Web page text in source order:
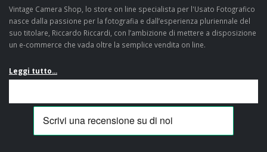
Vintage Camera Shop, lo store on line specialista per l'Usato Fotografico
nasce dalla passione per la fotografia e dall’esperienza pluriennale del
suo titolare, Riccardo Riccardi, con l’ambizione di mettere a disposizione
un e-commerce che vada oltre la semplice vendita on line.
Leggi tutto...